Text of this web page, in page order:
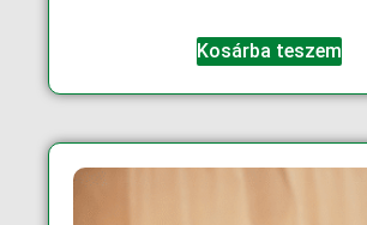
Kosárba teszem